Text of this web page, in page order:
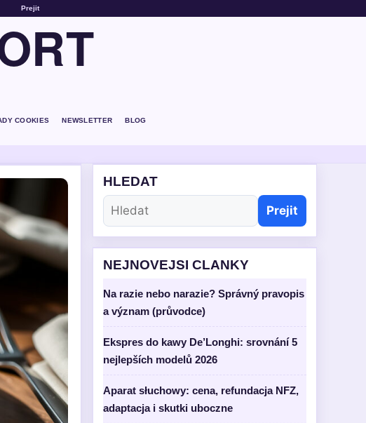
Prejit
COOKIES NEWSLETTER BLOG
HLEDAT
Prejit
NEJNOVEJSI CLANKY
Na razie nebo narazie? Správný pravopis
a význam (průvodce)
Ekspres do kawy De’Longhi: srovnání 5
nejlepších modelů 2026
Aparat słuchowy: cena, refundacja NFZ,
adaptacja i skutki uboczne